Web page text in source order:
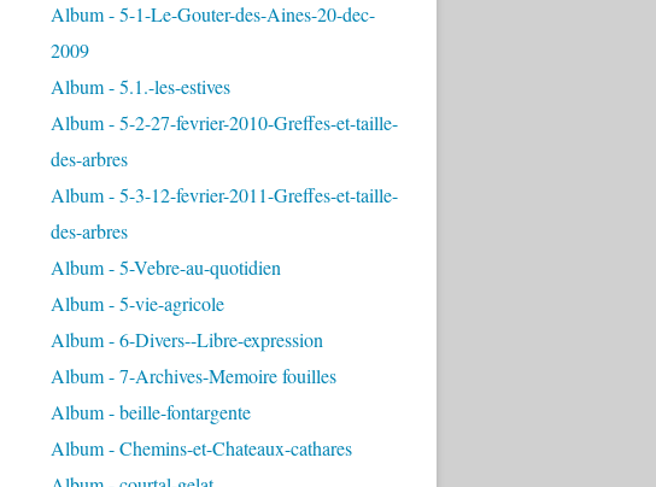
Album - 5-1-Le-Gouter-des-Aines-20-dec-
2009
Album - 5.1.-les-estives
Album - 5-2-27-fevrier-2010-Greffes-et-taille-
des-arbres
Album - 5-3-12-fevrier-2011-Greffes-et-taille-
des-arbres
Album - 5-Vebre-au-quotidien
Album - 5-vie-agricole
Album - 6-Divers--Libre-expression
Album - 7-Archives-Memoire fouilles
Album - beille-fontargente
Album - Chemins-et-Chateaux-cathares